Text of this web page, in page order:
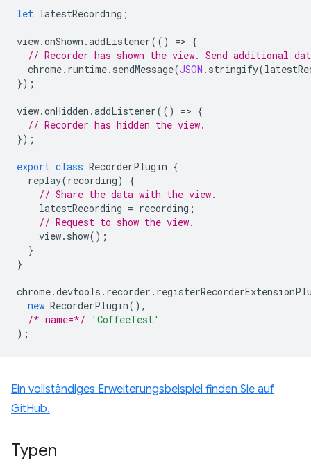
let latestRecording ;
view.onShown .addListener(() => {
// Recorder has shown the view. Send additional
chrome. runtime. sendMessage(JSON . stringify(
});
view.onHidden .addListener(() => {
// Recorder has hidden the view.
});
export class RecorderPlugin {
replay(recording)
{
// Share the data with the view.
latestRecording = recording ;
// Request to show the view.
view. show();
}
}
chrome.devtools . recorder .
new RecorderPlugin(),
/* name=*/
'CoffeeTest'
);
Ein vollständiges Erweiterungsbeispiel finden Sie auf
GitHub.
Typen